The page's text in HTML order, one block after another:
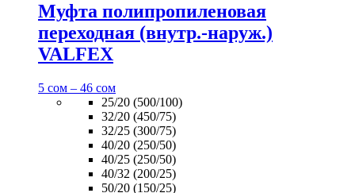
Муфта полипропиленовая
переходная (внутр.-наруж.)
VALFEX
5 сом – 46 сом
25/20 (500/100)
32/20 (450/75)
32/25 (300/75)
40/20 (250/50)
40/25 (250/50)
40/32 (200/25)
50/20 (150/25)